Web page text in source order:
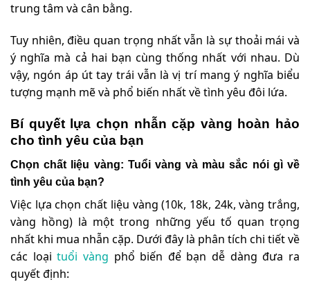
trung tâm và cân bằng.
Tuy nhiên, điều quan trọng nhất vẫn là sự thoải mái và
ý nghĩa mà cả hai bạn cùng thống nhất với nhau. Dù
vậy, ngón áp út tay trái vẫn là vị trí mang ý nghĩa biểu
tượng mạnh mẽ và phổ biến nhất về tình yêu đôi lứa.
Bí quyết lựa chọn nhẫn cặp vàng hoàn hảo
cho tình yêu của bạn
Chọn chất liệu vàng: Tuổi vàng và màu sắc nói gì về
tình yêu của bạn?
Việc lựa chọn chất liệu vàng (10k, 18k, 24k, vàng trắng,
vàng hồng) là một trong những yếu tố quan trọng
nhất khi mua nhẫn cặp. Dưới đây là phân tích chi tiết về
các loạituổi vàng phổ biến để bạn dễ dàng đưa ra
quyết định: